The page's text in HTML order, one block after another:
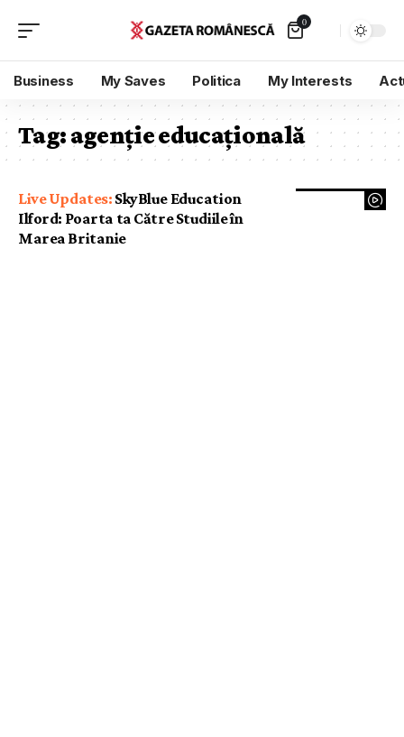
0
Business My Saves Politica My Interests
Tag:agenție educațională
SkyBlue Education
Ilford: Poarta ta Către Studiile în
Marea Britanie